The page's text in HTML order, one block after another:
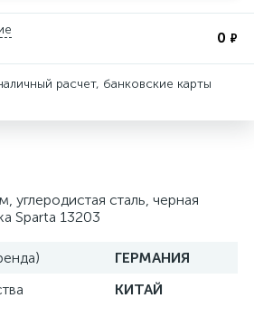
0 ₽
расчет, банковские карты
углеродистая сталь, черная
Sparta 13203
ГЕРМАНИЯ
КИТАЙ